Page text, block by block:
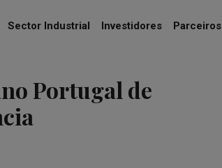
Sector Industrial Investidores Parceiros
Portugal de